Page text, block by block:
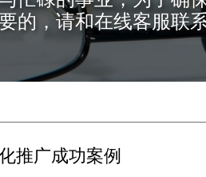
的，请和在线客服联
推广成功案例